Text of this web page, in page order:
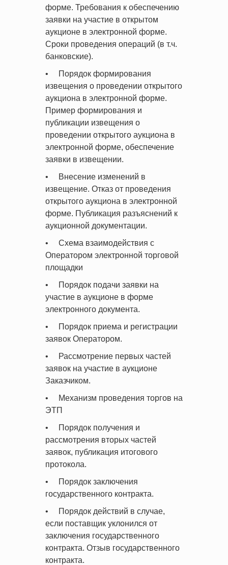
форме. Требования к обеспечению
заявки на участие в открытом
аукционе в электронной форме.
Сроки проведения операций (в т.ч.
банковские).
• Порядок формирования
извещения о проведении открытого
аукциона в электронной форме.
Пример формирования и
публикации извещения о
проведении открытого аукциона в
электронной форме, обеспечение
заявки в извещении.
• Внесение изменений в
извещение. Отказ от проведения
открытого аукциона в электронной
форме. Публикация разъяснений к
аукционной документации.
• Схема взаимодействия с
Оператором электронной торговой
площадки
• Порядок подачи заявки на
участие в аукционе в форме
электронного документа.
• Порядок приема и регистрации
заявок Оператором.
• Рассмотрение первых частей
заявок на участие в аукционе
Заказчиком.
• Механизм проведения торгов на
ЭТП
• Порядок получения и
рассмотрения вторых частей
заявок, публикация итогового
протокола.
• Порядок заключения
государственного контракта.
• Порядок действий в случае,
если поставщик уклонился от
заключения государственного
контракта. Отзыв государственного
контракта.